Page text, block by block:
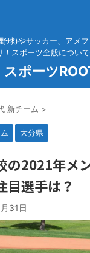
球)やサッカー、アメ
！スポーツ全般につい
スポーツ
新チーム >
大分県
の2021年メ
目選手は？
31日